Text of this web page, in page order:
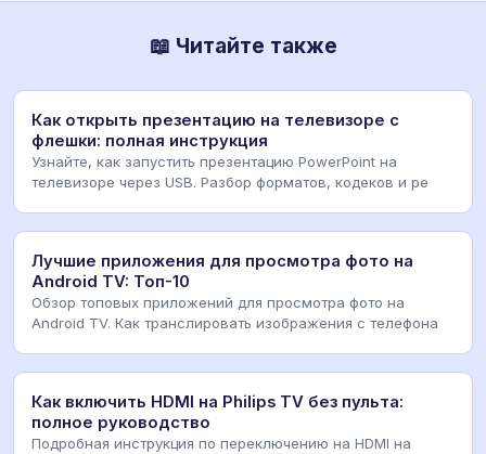
📖 Читайте также
Как открыть презентацию на телевизоре с
флешки: полная инструкция
Узнайте, как запустить презентацию PowerPoint на
телевизоре через USB. Разбор форматов, кодеков и ре
Лучшие приложения для просмотра фото на
Android TV: Топ-10
Обзор топовых приложений для просмотра фото на
Android TV. Как транслировать изображения с телефона
Как включить HDMI на Philips TV без пульта:
полное руководство
Подробная инструкция по переключению на HDMI на